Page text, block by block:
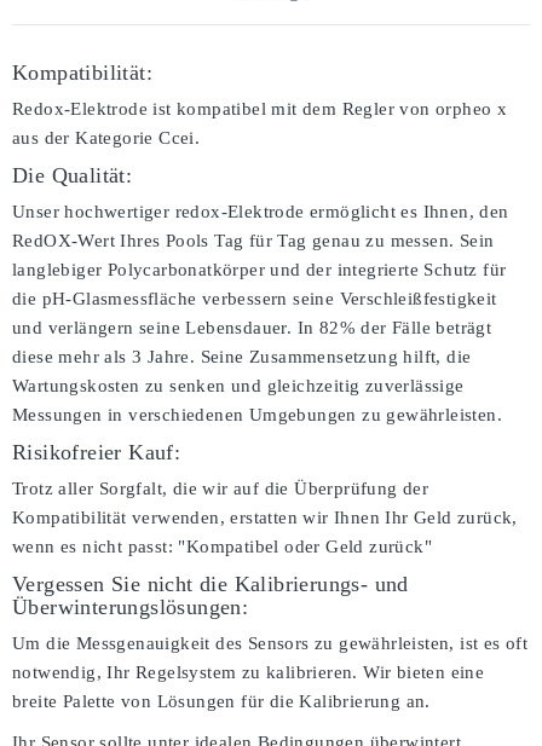
Kompatibilität:
Redox-Elektrode ist kompatibel mit dem Regler von orpheo x
aus der Kategorie Ccei.
Die Qualität:
Unser hochwertiger redox-Elektrode ermöglicht es Ihnen, den
RedOX-Wert Ihres Pools Tag für Tag genau zu messen. Sein
langlebiger Polycarbonatkörper und der integrierte Schutz für
die pH-Glasmessfläche verbessern seine Verschleißfestigkeit
und verlängern seine Lebensdauer. In 82% der Fälle beträgt
diese mehr als 3 Jahre. Seine Zusammensetzung hilft, die
Wartungskosten zu senken und gleichzeitig zuverlässige
Messungen in verschiedenen Umgebungen zu gewährleisten.
Risikofreier Kauf:
Trotz aller Sorgfalt, die wir auf die Überprüfung der
Kompatibilität verwenden, erstatten wir Ihnen Ihr Geld zurück,
wenn es nicht passt: "Kompatibel oder Geld zurück"
Vergessen Sie nicht die Kalibrierungs- und
Überwinterungslösungen:
Um die Messgenauigkeit des Sensors zu gewährleisten, ist es oft
notwendig, Ihr Regelsystem zu kalibrieren. Wir bieten eine
breite Palette von Lösungen für die Kalibrierung an.